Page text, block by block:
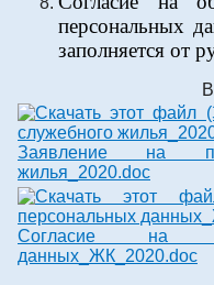
персональных
заполняется от
Заявление на
жилья_2020.doc
Согласие на
данных_ЖК_2020.doc